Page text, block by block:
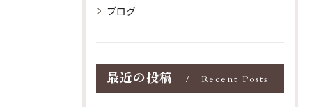
ブログ
最近の投稿 Recent Posts